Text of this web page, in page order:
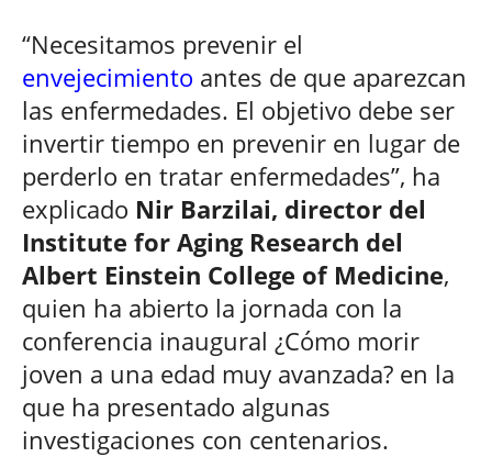
“Necesitamos prevenir el
envejecimiento antes de que aparezcan
las enfermedades. El objetivo debe ser
invertir tiempo en prevenir en lugar de
perderlo en tratar enfermedades”, ha
explicado Nir Barzilai, director del
Institute for Aging Research del
Albert Einstein College of Medicine,
quien ha abierto la jornada con la
conferencia inaugural ¿Cómo morir
joven a una edad muy avanzada? en la
que ha presentado algunas
investigaciones con centenarios.